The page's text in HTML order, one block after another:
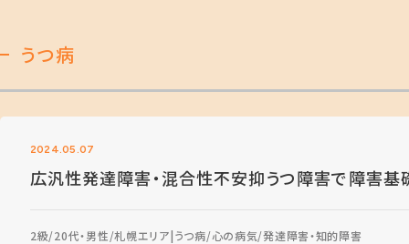
うつ病
2024.05.07
広汎性発達障害・混合性不安抑うつ障害で障害
2級 20代・男性 札幌エリア うつ病 心の病気 発達障害・知的障害